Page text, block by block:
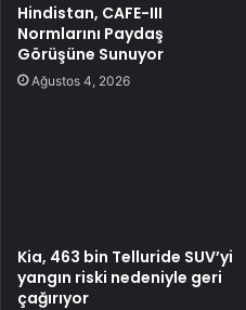
Hindistan, CAFE-III
Normlarını Paydaş
Görüşüne Sunuyor
Ağustos 4, 2026
Kia, 463 bin Telluride SUV’yi
yangın riski nedeniyle geri
çağırıyor